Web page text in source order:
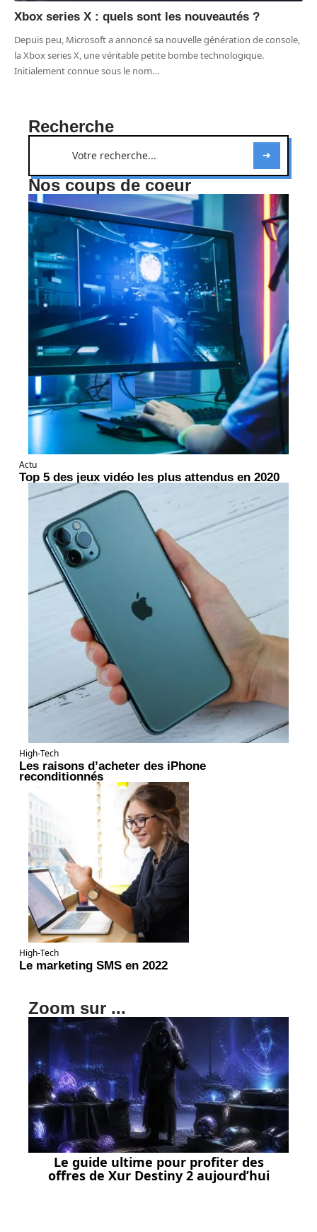
Xbox series X : quels sont les nouveautés ?
Depuis peu, Microsoft a annoncé sa nouvelle génération de console,
la Xbox series X, une véritable petite bombe technologique.
Initialement connue sous le nom…
Recherche
Nos coups de coeur
Actu
Top 5 des jeux vidéo les plus attendus en 2020
High-Tech
Les raisons d’acheter des iPhone
reconditionnés
High-Tech
Le marketing SMS en 2022
Zoom sur ...
Le guide ultime pour profiter des
offres de Xur Destiny 2 aujourd’hui